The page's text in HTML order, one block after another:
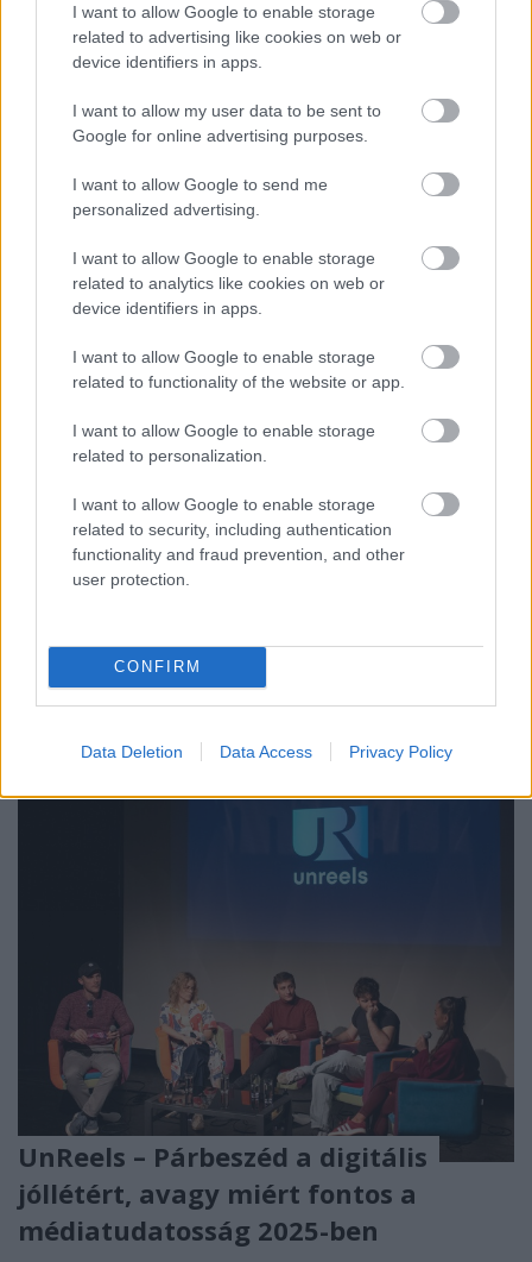
I want to allow Google to enable storage
related to advertising like cookies on web or
device identifiers in apps.
I want to allow my user data to be sent to
Google for online advertising purposes.
I want to allow Google to send me
personalized advertising.
I want to allow Google to enable storage
related to analytics like cookies on web or
device identifiers in apps.
I want to allow Google to enable storage
related to functionality of the website or app.
I want to allow Google to enable storage
related to personalization.
I want to allow Google to enable storage
related to security, including authentication
functionality and fraud prevention, and other
user protection.
CONFIRM
Data Deletion Data Access Privacy Policy
Olyan korán kezdődik a karácsony,
hogy végül sosem jön el?
Nagy Timea Zsoka•2025. december 17.
A nyár elmúltával minden lelassul, az ég beborul, és
a szomorkás időben az ember vágyakozik valami
UnReels – Párbeszéd a digitális
jóllétért, avagy miért fontos a
médiatudatosság 2025-ben